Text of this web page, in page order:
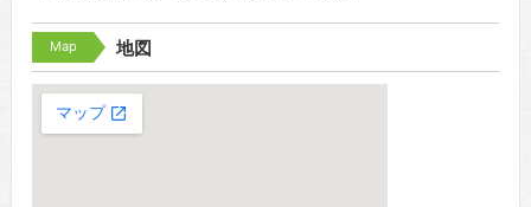
Map 地図